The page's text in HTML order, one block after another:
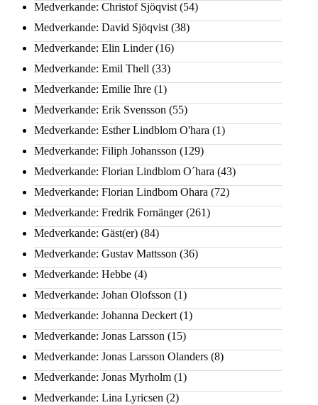
Medverkande: Christof Sjöqvist (54)
Medverkande: David Sjöqvist (38)
Medverkande: Elin Linder(16)
Medverkande: Emil Thell (33)
Medverkande: Emilie Ihre (1)
Medverkande: Erik Svensson (55)
Medverkande: Esther Lindblom O'hara (1)
Medverkande: Filiph Johansson (129)
Medverkande: Florian Lindblom O´hara (43)
Medverkande: Florian Lindbom Ohara (72)
Medverkande: Fredrik Fornänger(261)
Medverkande: Gäst(er) (84)
Medverkande: Gustav Mattsson (36)
Medverkande: Hebbe (4)
Medverkande: Johan Olofsson (1)
Medverkande: Johanna Deckert (1)
Medverkande: Jonas Larsson (15)
Medverkande: Jonas Larsson Olanders (8)
Medverkande: Jonas Myrholm (1)
Medverkande: Lina Lyricsen (2)